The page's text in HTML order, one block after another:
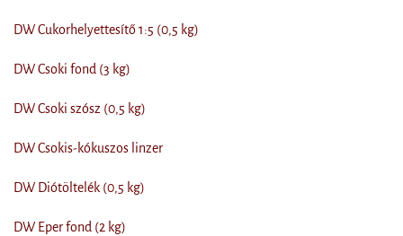
DW Cukorhelyettesítő 1:5 (0,5 kg)
DW Csoki fond (3 kg)
DW Csoki szósz (0,5 kg)
DW Csokis-kókuszos linzer
DW Diótöltelék (0,5 kg)
DW Eper fond (2 kg)